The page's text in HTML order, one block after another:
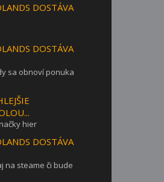
DOSTÁVA
DOSTÁVA
sa obnoví ponuka
hier
DOSTÁVA
na steame či bude